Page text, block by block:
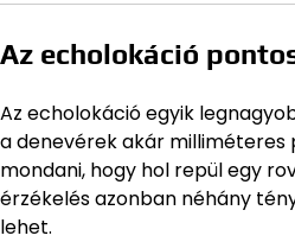
Az echolokáció
Az echolokáció egyik
a denevérek akár milliméteres
mondani, hogy hol repül egy
érzékelés azonban néhány
lehet.